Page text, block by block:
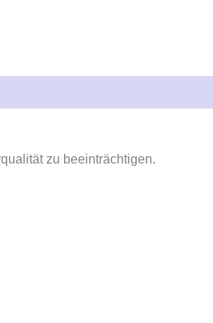
zu beeinträchtigen.